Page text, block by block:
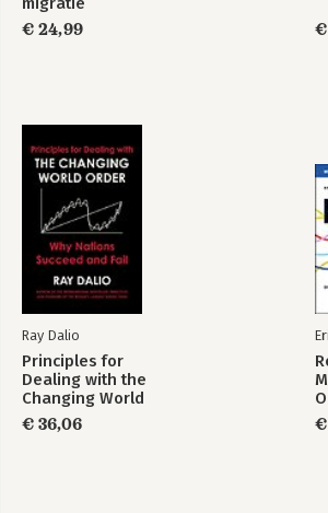
DEEL 4 - SPREKEN MET IMPACT 111
Gebruik je stem op de juiste manier 113
Head, Heart, Gut voice 132
30-DAGEN-CHALLENGE 137
SLOTWOORD 155
DANKWOORD 156
LITERATUURLIJST 157
€ 24,99
€
Ray Dalio
Principles for
Dealing with the
Changing World
Order
€ 36,06